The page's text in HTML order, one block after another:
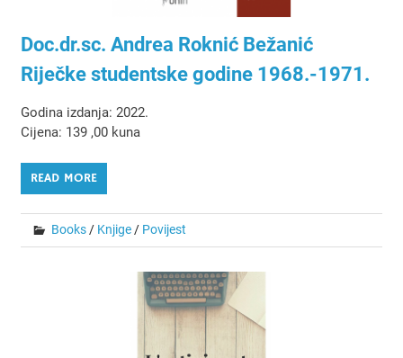
Doc.dr.sc. Andrea Roknić Bežanić
Riječke studentske godine 1968.-1971.
Godina izdanja: 2022.
Cijena: 139 ,00 kuna
READ MORE
Books/ Knjige/ Povijest